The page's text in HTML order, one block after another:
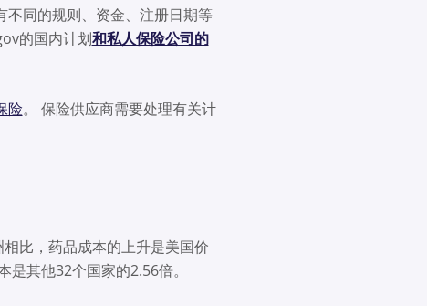
不同的规则、资金、注册日期等
的国内计划和私人保险公司的
险。 保险供应商需要处理有关计
比，药品成本的上升是美国价
是其他32个国家的2.56倍。